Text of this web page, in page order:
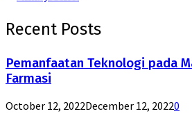
Recent Posts
Pemanfaatan Teknologi pada
Farmasi
October 12, 2022December 12, 20220